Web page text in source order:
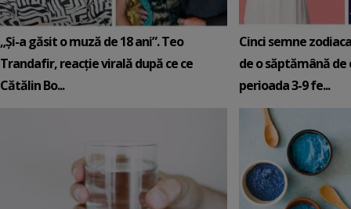
„Și-a găsit o muză de 18 ani”. Teo
Trandafir, reacție virală după ce ce
Cătălin Bo...
Cinci semne
de o săptămână de
perioada 3-9 fe...